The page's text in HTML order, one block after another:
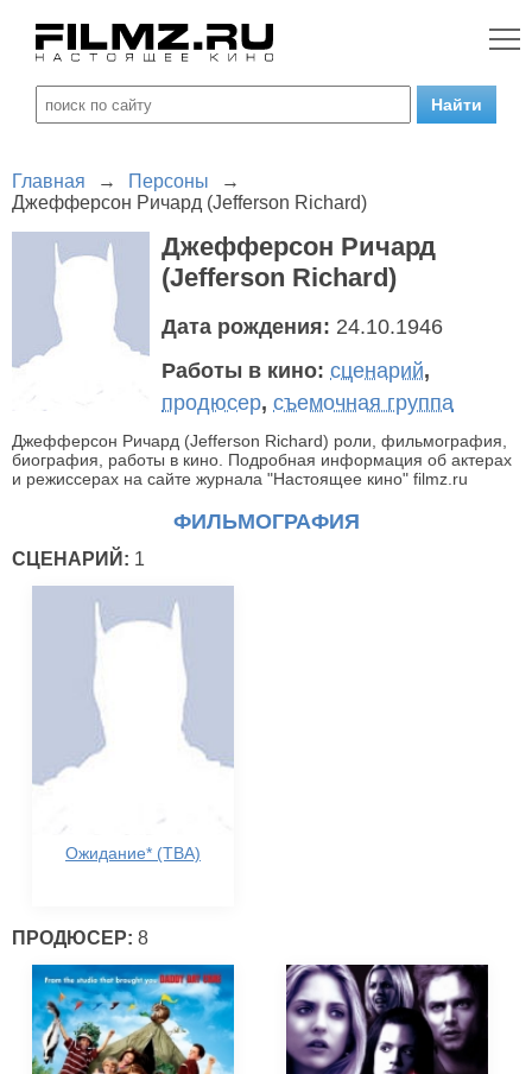
Главная → Персоны
→
Джефферсон Ричард (Jefferson Richard)
Джефферсон Ричард
(Jefferson Richard)
Дата рождения: 24.10.1946
Работы в кино: сценарий,
продюсер, съемочная группа
Джефферсон Ричард (Jefferson Richard) роли, фильмография,
биография, работы в кино. Подробная информация об актерах
и режиссерах на сайте журнала "Настоящее кино" filmz.ru
ФИЛЬМОГРАФИЯ
СЦЕНАРИЙ: 1
Ожидание* (TBA)
ПРОДЮСЕР: 8